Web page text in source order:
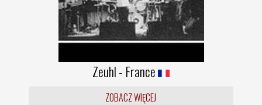
Zeuhl - France
ZOBACZ WIĘCEJ